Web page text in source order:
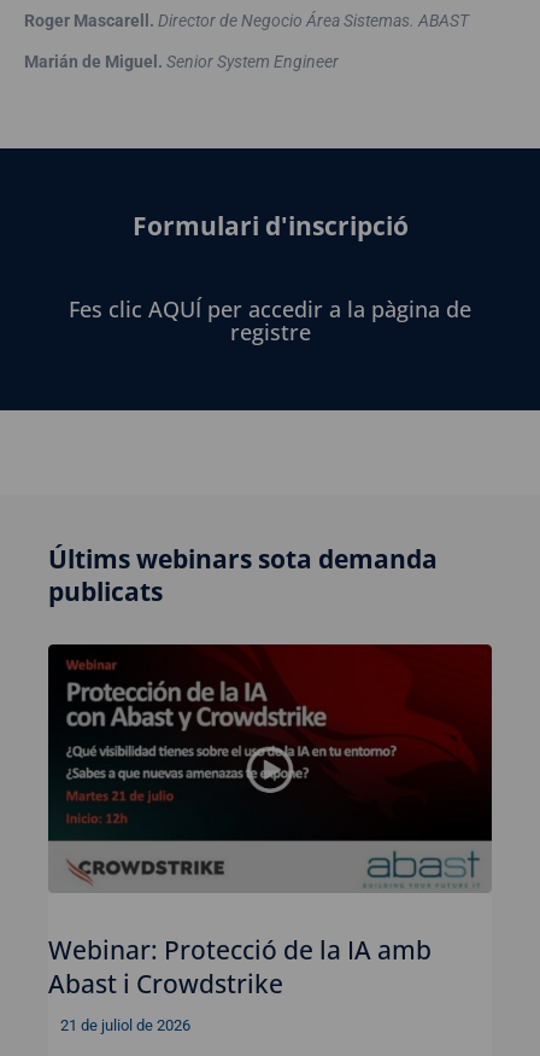
Roger Mascarell. Director de Negocio Área Sistemas. ABAST
Marián de Miguel. Senior System Engineer
Formulari d'inscripció
Fes clic AQUÍ per accedir a la pàgina de
registre
Últims webinars sota demanda
publicats
Webinar: Protecció de la IA amb
Abast i Crowdstrike
21 de juliol de 2026